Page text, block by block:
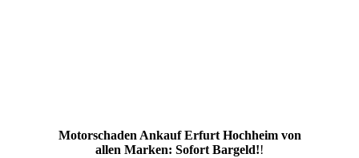
Motorschaden Ankauf Erfurt Hochheim von
allen Marken: Sofort Bargeld!!